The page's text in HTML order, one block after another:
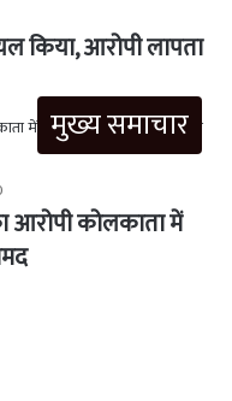
किया, आरोपी लापता
मुख्य समाचार
आरोपी कोलकाता में